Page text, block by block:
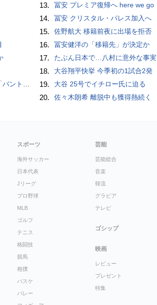
ゃ坊主”時代
13. 冨安 プレミア復帰へ here we go
14. 冨安 クリスタル・パレス加入へ
15. 佐野航大 移籍前夜に出場を拒否
16. 冨安健洋の「移籍先」が決定か
17. たぶん日本で…八村に意外な事実
18. 大谷翔平快挙 今季初の1試合2発
19. 大谷 25号でイチロー氏に迫る
20. 佐々木朗希 離脱中も獲得熱続く
スポーツ
海外サッカー
日本代表
Jリーグ
プロ野球
MLB
ゴルフ
テニス
格闘技
競馬
相撲
バスケ
バレー
芸能
芸能総合
音楽
韓流
グラビア
テレビ
ゴシップ
映画
レビュー
プレゼント
特集